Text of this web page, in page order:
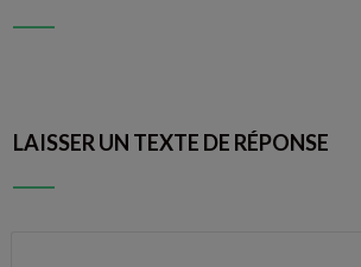
LAISSER UN TEXTE DE RÉPONSE